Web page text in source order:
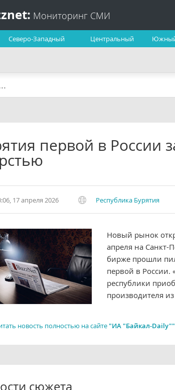
Мониторинг СМИ
Северо-Западный Центральный
первой в России
17 апреля 2026 Республика Бурятия
Новый рынок
апреля на Санкт-
бирже прошли
первой в России.
республики
производителя
новость полностью на сайте"ИА "Байкал-Daily""
сюжета